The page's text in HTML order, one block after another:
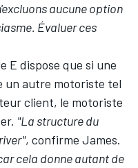
aucune option
Évaluer ces
E dispose que si une
un autre motoriste tel
client, le motoriste
"La structure du
, confirme James.
cela donne autant de